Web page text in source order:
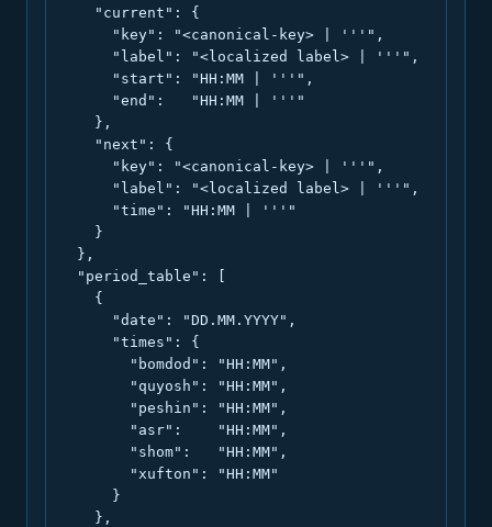
    "current": {
      "key": "<canonical-key> | '''",
      "label": "<localized label> | '''",
      "start": "HH:MM | '''",
      "end":   "HH:MM | '''"
    },
    "next": {
      "key": "<canonical-key> | '''",
      "label": "<localized label> | '''",
      "time": "HH:MM | '''"
    }
  },
  "period_table": [
    {
      "date": "DD.MM.YYYY",
      "times": {
        "bomdod": "HH:MM",
        "quyosh": "HH:MM",
        "peshin": "HH:MM",
        "asr":    "HH:MM",
        "shom":   "HH:MM",
        "xufton": "HH:MM"
      }
    },